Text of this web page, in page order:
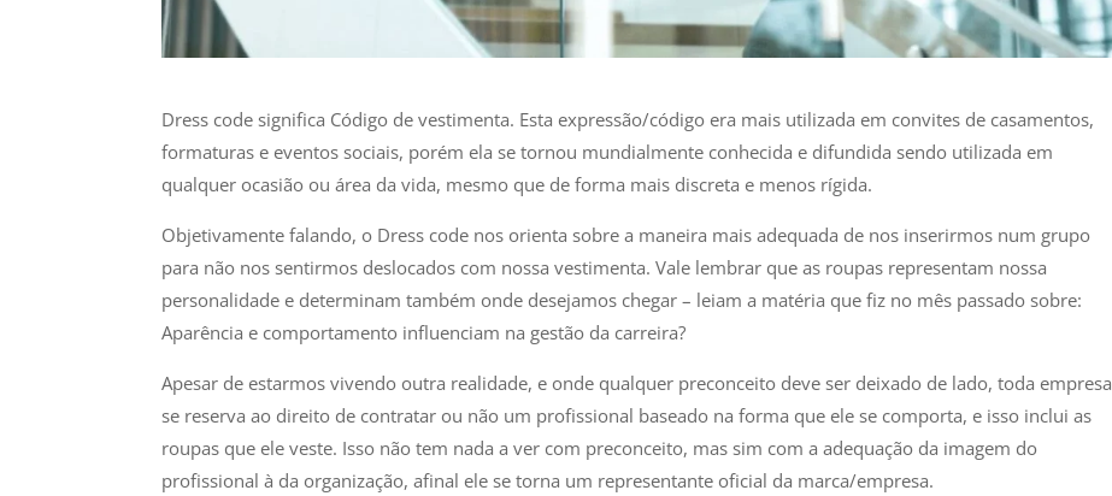
Dress code significa Código de vestimenta. Esta expressão/código era mais utilizada em convites de casamentos,
formaturas e eventos sociais, porém ela se tornou mundialmente conhecida e difundida sendo utilizada em
qualquer ocasião ou área da vida, mesmo que de forma mais discreta e menos rígida.
Objetivamente falando, o Dress code nos orienta sobre a maneira mais adequada de nos inserirmos num grupo
para não nos sentirmos deslocados com nossa vestimenta. Vale lembrar que as roupas representam nossa
personalidade e determinam também onde desejamos chegar – leiam a matéria que fiz no mês passado sobre:
Aparência e comportamento influenciam na gestão da carreira?
Apesar de estarmos vivendo outra realidade, e onde qualquer preconceito deve ser deixado de lado, toda empresa
se reserva ao direito de contratar ou não um profissional baseado na forma que ele se comporta, e isso inclui as
roupas que ele veste. Isso não tem nada a ver com preconceito, mas sim com a adequação da imagem do
profissional à da organização, afinal ele se torna um representante oficial da marca/empresa.